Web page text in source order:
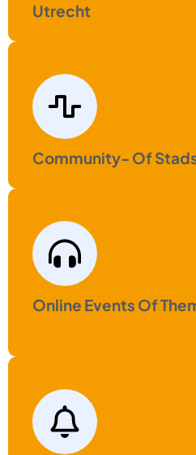
Utrecht
Community- Of
Online Events Of